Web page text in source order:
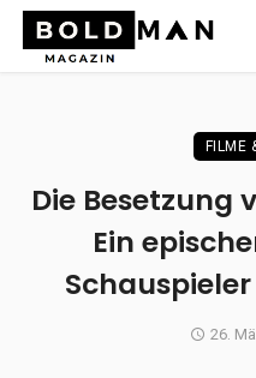
FILME
Die Besetzung
Ein
26.